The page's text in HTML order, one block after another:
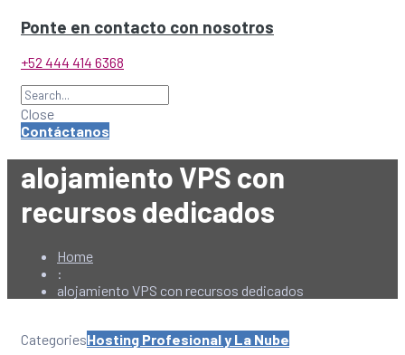
Ponte en contacto con nosotros
+52 444 414 6368
Close
Contáctanos
alojamiento VPS con
recursos dedicados
Home
:
alojamiento VPS con recursos dedicados
CategoriesHosting Profesional y La Nube